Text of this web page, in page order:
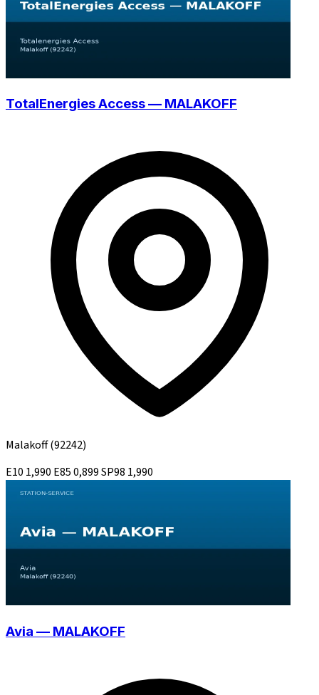
TotalEnergies Access — MALAKOFF
Malakoff(92242)
E10 1,990 E850,899SP98 1,990
Avia — MALAKOFF